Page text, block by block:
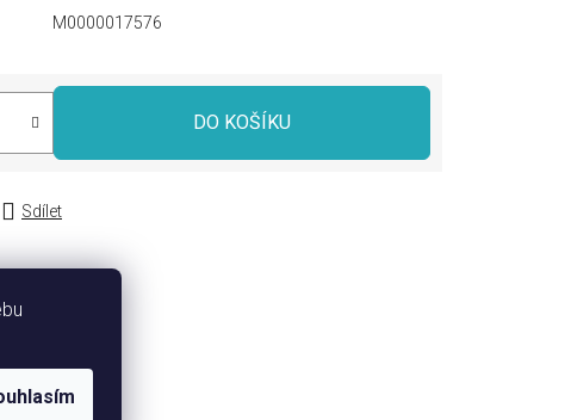
M0000017576
DO KOŠÍKU
Sdílet